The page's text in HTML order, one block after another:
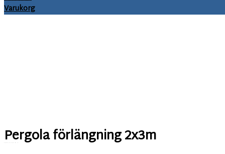
Varukorg
Pergola förlängning 2x3m